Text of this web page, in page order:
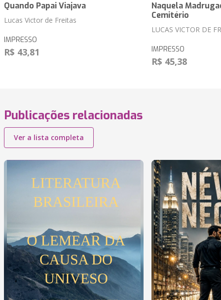
Quando Papai Viajava
Lucas Victor de Freitas
IMPRESSO
R$ 43,81
Naquela
Cemitério
LUCAS VICTOR DE
IMPRESSO
R$ 45,38
Publicações relacionadas
Ver a lista completa